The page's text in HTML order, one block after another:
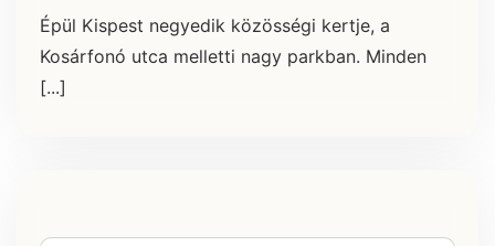
Épül Kispest negyedik közösségi kertje, a
Kosárfonó utca melletti nagy parkban. Minden
[...]